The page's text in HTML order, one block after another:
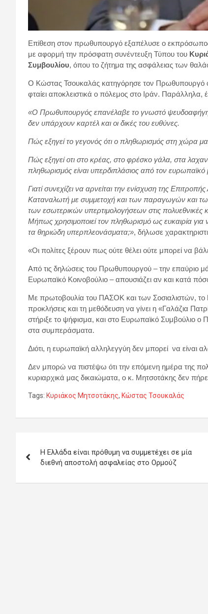
Επίθεση στον πρωθυπουργό εξαπέλυσε ο
με αφορμή την πρόσφατη συνέντευξη Τύπου του
Συμβουλίου, όπου το ζήτημα της ασφάλειας των
Ο Κώστας Τσουκαλάς κατηγόρησε τον Πρωθυπουργό
φταίει αποκλειστικά ο πόλεμος στο Ιράν. Παράλληλα,
«Ο Πρωθυπουργός επανέλαβε το γνωστό
δεν υπάρχουν καρτέλ και οι δικές του ευθύνες.
Πώς εξηγεί το γεγονός ότι ο πληθωρισμός στη χώρα
Πώς εξηγεί οτι στο κρέας, στο φρέσκο γάλα, στα
πληθωρισμός είναι υπερδιπλάσιος από τον
Γιατί συνεχίζει να αρνείται την ενίσχυση της
Καταναλωτή με συμμετοχή και των παραγωγών και
των εσωτερικών υπερτιμολογήσεων στις πολυεθνικές
Μήπως χρησιμοποιεί τον πληθωρισμό ως ευκαιρία για
τα θηριώδη υπερπλεονάσματα;», δήλωσε
«Οι πολίτες ξέρουν πως ούτε θέλει ούτε μπορεί να
Από τις δηλώσεις του Πρωθυπουργού – την επαύριο
Ευρωπαϊκό Κοινοβούλιο – απουσιάζει αν και κατά
Με πρωτοβουλία του ΠΑΣΟΚ και των Σοσιαλιστών, το
προκλήσεις και τη μεθόδευση να γίνει η «Γαλάζια
στήριξε το ψήφισμα, και στο Ευρωπαϊκό Συμβούλιο ο
στα συμπεράσματα.
Διότι, η ευρωπαϊκή αλληλεγγύη δεν μπορεί να είναι
Δεν μπορώ να πιστέψω ότι την επόμενη ημέρα της
κυριαρχικά μας δικαιώματα, ο κ. Μητσοτάκης δεν
Tags: Κυριάκος Μητσοτάκης, Κώστας Τσουκαλάς
άρθρων
Η Ελλάδα είναι πρόθυμη να συμμετέχει σε μία
διεθνή αποστολή ασφαλείας στο Ορμούζ